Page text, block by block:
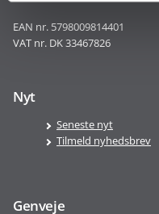
EAN nr. 5798009814401
VAT nr. DK 33467826
Nyt
Seneste nyt
Tilmeld nyhedsbrev
Genveje